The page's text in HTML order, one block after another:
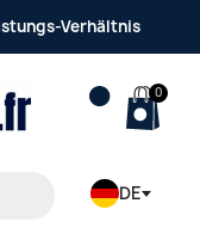
Verhältnis
DE